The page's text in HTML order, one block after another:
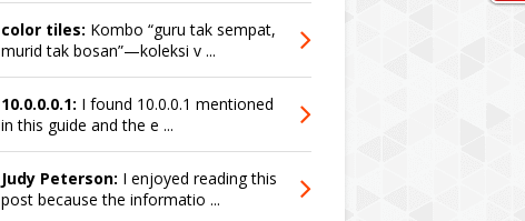
color tiles: Kombo “guru tak sempat,
murid tak bosan”—koleksi v ...
10.0.0.0.1: I found 10.0.0.1 mentioned
in this guide and the e ...
Judy Peterson: I enjoyed reading this
post because the informatio ...